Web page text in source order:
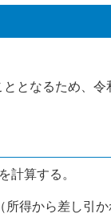
となるため、令
計算する。
得から差し引か